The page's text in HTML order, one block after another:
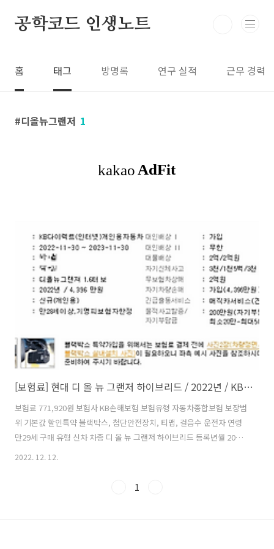
공학코드 인생노트
홈 태그 방명록 연구 실적 근무 경력
디올뉴그랜저 1
[보험료] 현대 디 올 뉴 그랜저 하이브리드 / 2022년 / KB손해보험 / 77만원 / 만29세
보험료 771,920원 보험사 KB손해보험 보험유형 자동차종합보험 보장범
위 기본값 할인특약 블랙박스, 첨단안전장치, 티맵, 걸음수 운전자 연령
만29세 구매 유형 신차 차종 디 올 뉴 그랜저 하이브리드 등록년월 2022
년 보험료 계산 후기 1.6 터보 하이브리드로 돌아온 그랜저의 신형 모델
아랫급의 하이브리드 대비 보험료가 약 10~15만원 높았다. 편안한 승차
2022. 12. 12.
1